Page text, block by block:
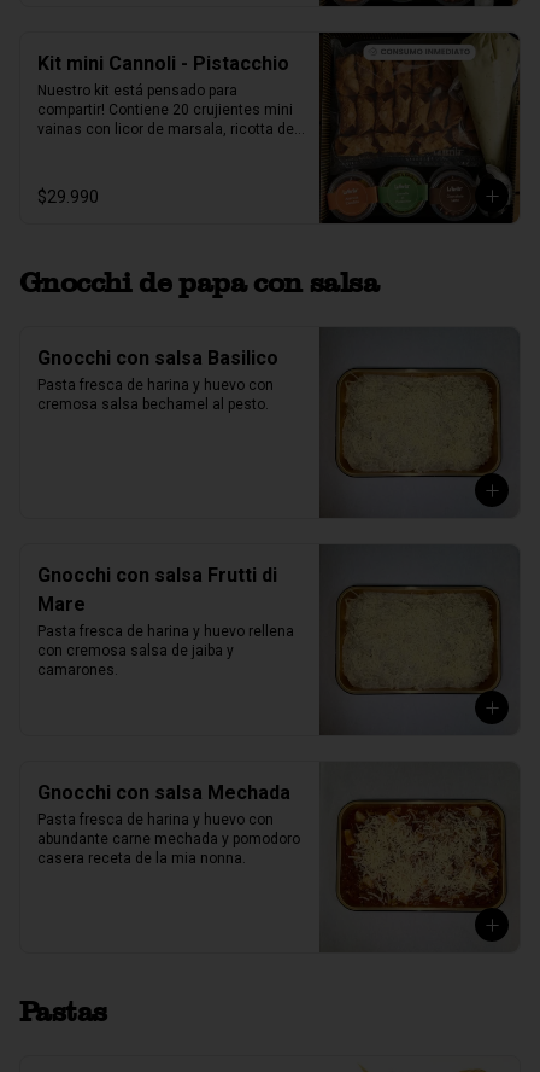
Kit mini Cannoli - Pistacchio
Nuestro kit está pensado para
compartir! Contiene 20 crujientes mini
vainas con licor de marsala, ricotta de
pistacho, piel de naranja confitada,
marrasquino, pistacho y una exquisita
$29.990
Gnocchi de papa con salsa
Gnocchi con salsa Basilico
Pasta fresca de harina y huevo con
cremosa salsa bechamel al pesto.
Gnocchi con salsa Frutti di
Mare
Pasta fresca de harina y huevo rellena
con cremosa salsa de jaiba y
camarones.
Gnocchi con salsa Mechada
Pasta fresca de harina y huevo con
abundante carne mechada y pomodoro
casera receta de la mia nonna.
Pastas